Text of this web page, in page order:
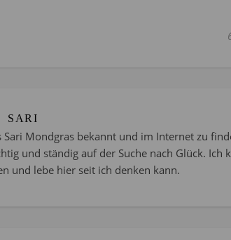
SARI
Mondgras bekannt und im Internet zu
und ständig auf der Suche nach Glück. Ich
und lebe hier seit ich denken kann.